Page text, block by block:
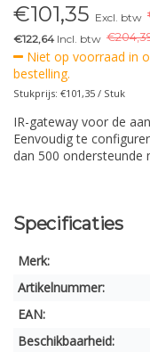
€101,35 Excl. btw
€122,64 Incl. btw €
Niet op voorraad in
bestelling.
Stukprijs: €101,35 / Stuk
IR-gateway voor de
Eenvoudig te
dan 500 ondersteunde
Specificaties
Merk:
Artikelnummer:
EAN:
Beschikbaarheid: